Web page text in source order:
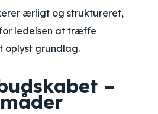
ærligt og struktureret,
ledelsen at træffe
oplyst grundlag.
–